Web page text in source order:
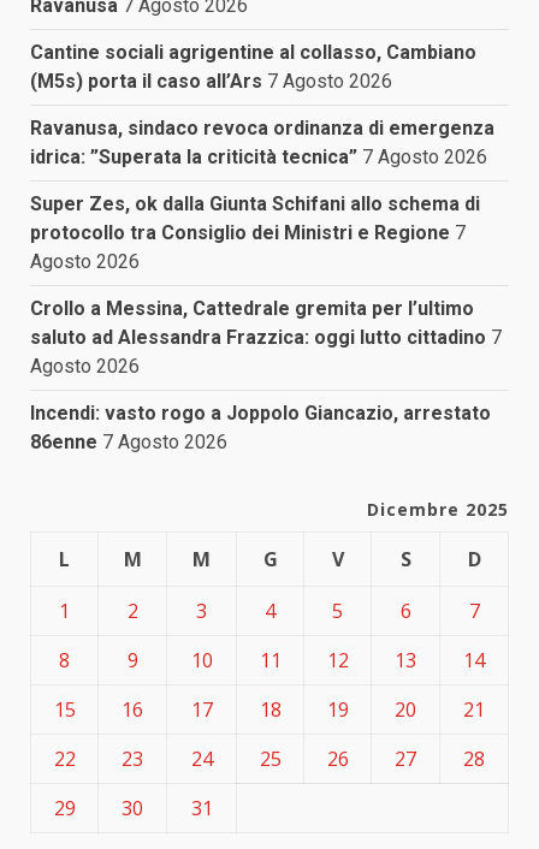
Ravanusa 7 Agosto 2026
Cantine sociali agrigentine al collasso, Cambiano
(M5s) porta il caso all’Ars 7 Agosto 2026
Ravanusa, sindaco revoca ordinanza di emergenza
idrica: ”Superata la criticità tecnica” 7 Agosto 2026
Super Zes, ok dalla Giunta Schifani allo schema di
protocollo tra Consiglio dei Ministri e Regione 7
Agosto 2026
Crollo a Messina, Cattedrale gremita per l’ultimo
saluto ad Alessandra Frazzica: oggi lutto cittadino 7
Agosto 2026
Incendi: vasto rogo a Joppolo Giancazio, arrestato
86enne 7 Agosto 2026
Dicembre 2025
L M M G V S
D
1
2 3 4 5 6
7
8
9 10 11 12 13
14
15
16 17 18 19 20
21
22
23 24 25 26 27
28
29
30 31